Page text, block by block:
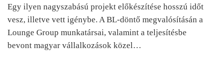
Egy ilyen nagyszabású projekt előkészítése hosszú időt
vesz, illetve vett igénybe. A BL-döntő megvalósításán a
Lounge Group munkatársai, valamint a teljesítésbe
bevont magyar vállalkozások közel…